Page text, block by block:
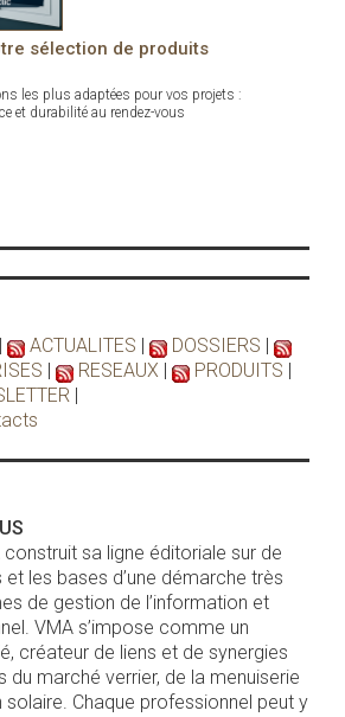
sélection de produits
les plus adaptées pour vos projets :
et durabilité au rendez-vous
| ACTUALITES | DOSSIERS |
| RESEAUX | PRODUITS |
|
construit sa ligne éditoriale sur de
les bases d’une démarche très
de gestion de l’information et
VMA s’impose comme un
créateur de liens et de synergies
du marché verrier, de la menuiserie
Chaque professionnel peut y